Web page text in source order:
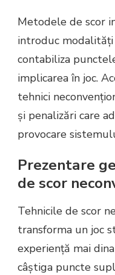
Metodele de scor
introduc modalități
contabiliza
implicarea în joc.
tehnici
și penalizări care
provocare
Prezentare
de scor
Tehnicile de scor
transforma un joc
experiență mai
câștiga puncte